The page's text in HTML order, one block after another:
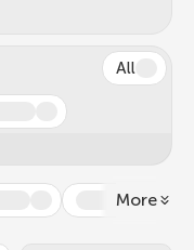
All
More